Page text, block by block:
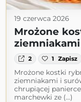
19 czerwca 2026
Mrożone
2 1 Zapisz
Mrożone kostki
ziemniakami i
chrupiącej
marchewki ze (...)